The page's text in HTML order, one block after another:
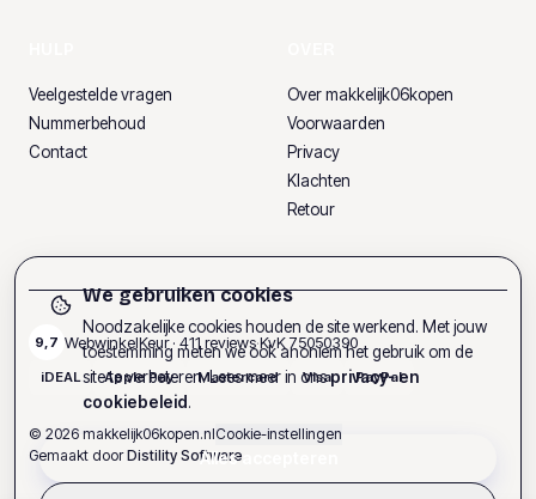
Veelgestelde vragen
Nummerbehoud
Contact
Over makkelijk06kopen
Voorwaarden
Privacy
Klachten
Retour
9,7 WebwinkelKeur · 411reviews·KvK75050390
iDEAL Apple Pay Mastercard Visa PayPal
© 2026 makkelijk06kopen.nlCookie-instellingen
Gemaakt door Distility Software
We gebruiken cookies
Noodzakelijke cookies houden de site werkend. Met jouw
toestemming meten we ook anoniem het gebruik om de
site te verbeteren. Lees meer in onsprivacy- en
cookiebeleid.
Alles accepteren